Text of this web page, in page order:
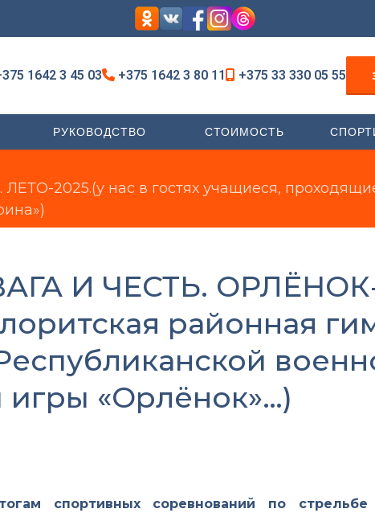
1642 3 45 03 +375 1642 3 80 11 +375 33 330 05 55
РУКОВОДСТВО СТОИМОСТЬ
2025.(у нас в гостях учащиеся,
И ЧЕСТЬ. ОРЛЁНОК-
районная
игры «Орлёнок»…)
спортивных соревнований по